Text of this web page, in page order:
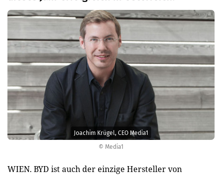
© Media1
Joachim Krügel, CEO Media1
WIEN. BYD ist auch der einzige Hersteller von